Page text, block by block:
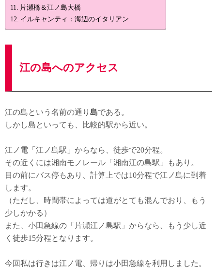
片瀬橋＆江ノ島大橋
イルキャンティ：海辺のイタリアン
江の島へのアクセス
江の島という名前の通り 島である。
しかし島といっても、比較的駅から近い。
江ノ電「江ノ島駅」からなら、徒歩で20分程。
その近くには湘南モノレール「湘南江の島駅」もあり。
目の前にバス停もあり、計算上では10分程で江ノ島に到着
します。
（ただし、時間帯によっては道がとても混んでおり、もう
少しかかる）
また、小田急線の「片瀬江ノ島駅」からなら、もう少し近
く徒歩15分程となります。
今回私は行きは江ノ電、帰りは小田急線を利用しました。